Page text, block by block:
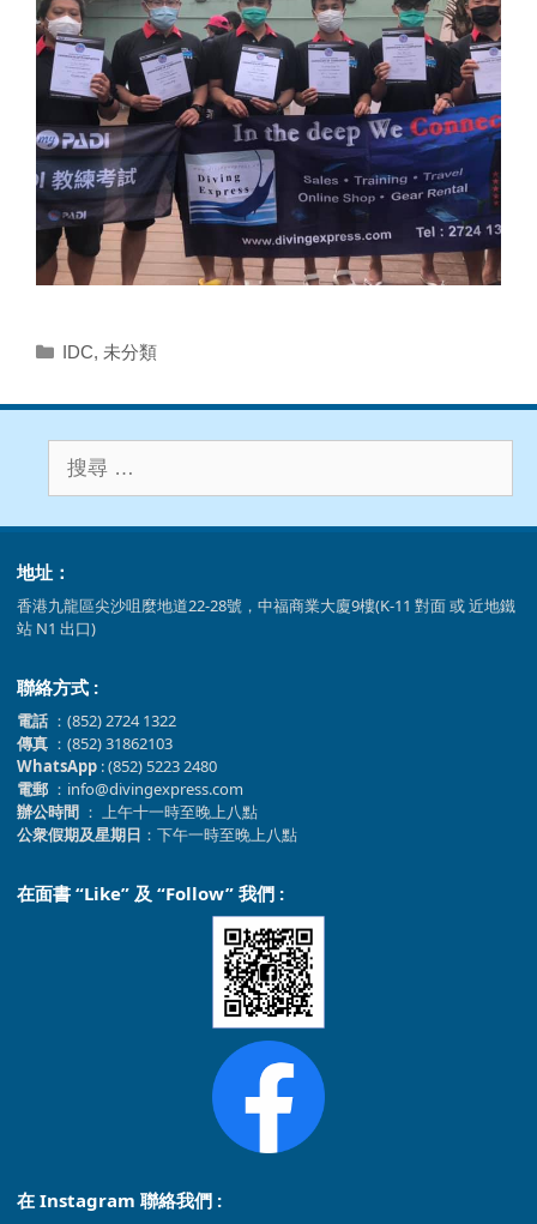
分
IDC, 未分類
字
:
地址：
香港九龍區尖沙咀麼地道22-28號，中福商業大廈9樓(K-11 對面 或 近地鐵
站 N1 出口)
聯絡方式 :
電話 ：(852) 2724 1322
傳真 ：(852) 31862103
WhatsApp : (852) 5223 2480
電郵 ：info@divingexpress.com
辦公時間 ： 上午十一時至晚上八點
公衆假期及星期日 ：下午一時至晚上八點
在面書 “Like” 及 “Follow” 我們 :
在 Instagram 聯絡我們 :